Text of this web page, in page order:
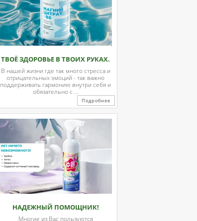
ТВОЁ ЗДОРОВЬЕ В ТВОИХ РУКАХ.
В нашей жизни где так много стресса и
отрицательных эмоций - так важно
поддерживать гармонию внутри себя и
обязательно с ...
Подробнее
НАДЕЖНЫЙ ПОМОЩНИК!
Многие из Вас пользуются